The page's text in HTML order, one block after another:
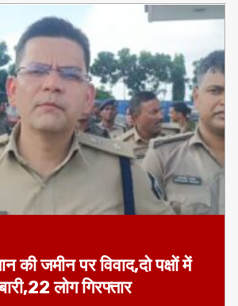
की जमीन पर विवाद,दो पक्षों में
लोग गिरफ्तार